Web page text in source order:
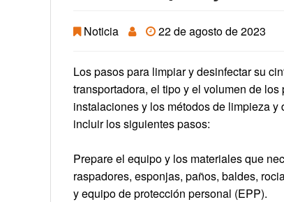
Noticia 22 de agosto de 2023
Los pasos para limpiar y desinfectar su
transportadora, el tipo y el volumen de
instalaciones y los métodos de limpieza
incluir los siguientes pasos:
Prepare el equipo y los materiales que
raspadores, esponjas, paños, baldes,
y equipo de protección personal (EPP).